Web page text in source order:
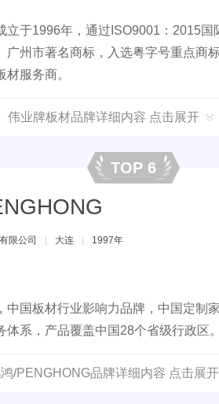
立于1996年，通过ISO9001：2015
州市著名商标，入选粤字号重点商
服务商。
伟业牌板材品牌详细内容 点击展开
TOP 6
限公司 大连 1997年
中国板材行业影响力品牌，中国定制
系，产品覆盖中国28个省级行政区。
鸿/PENGHONG品牌详细内容 点击展开